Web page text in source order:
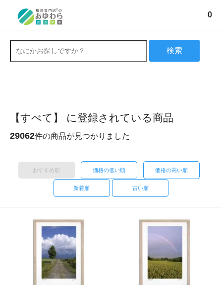
0
検索
【すべて】 に登録されている商品
29062件の商品が見つかりました
おすすめ順 価格の低い順 価格の高い順
新着順 古い順